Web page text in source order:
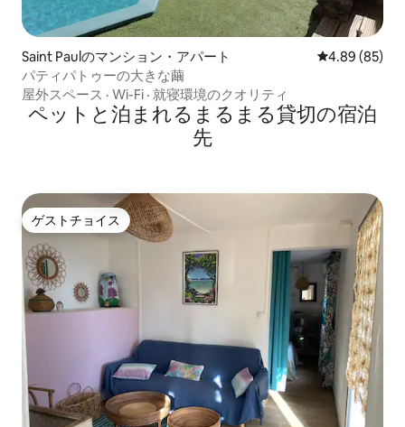
Saint Paulのマンション・アパート レビュー85
4.89 (85)
パティパトゥーの大きな繭
屋外スペース · Wi-Fi · 就寝環境のクオリティ
ペットと泊まれるまるまる貸切の宿泊
先
ゲストチョイス
ゲストチョイス